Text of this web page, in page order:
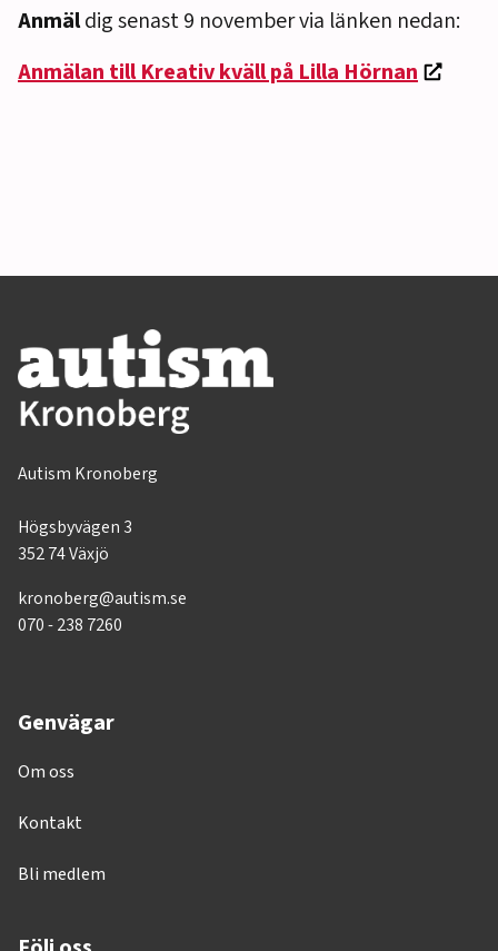
Anmäldig senast 9 november via länken nedan:
Anmälan till Kreativ kväll på Lilla Hörnan
Autism Kronoberg
Högsbyvägen 3
352 74 Växjö
kronoberg@autism.se
070 - 238 7260
Genvägar
Om oss
Kontakt
Bli medlem